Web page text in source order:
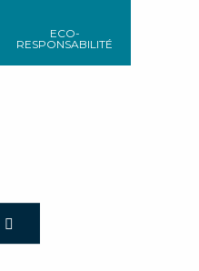
ECO-
RESPONSABILITÉ